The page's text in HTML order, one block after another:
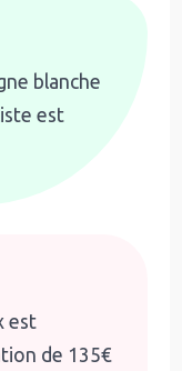
blanche
est
est
de 135€